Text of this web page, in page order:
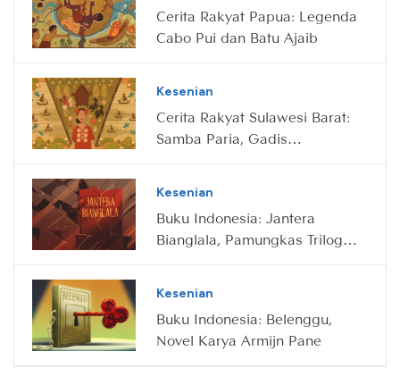
Cerita Rakyat Papua: Legenda
Cabo Pui dan Batu Ajaib
Kesenian
Cerita Rakyat Sulawesi Barat:
Samba Paria, Gadis
Kesenian
Buku Indonesia: Jantera
Bianglala, Pamungkas Trilogi
Kesenian
Buku Indonesia: Belenggu,
Novel Karya Armijn Pane